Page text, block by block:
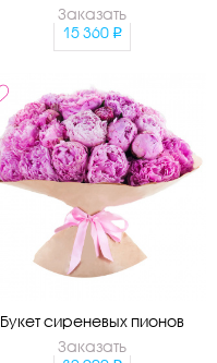
Заказать
15 360
Букет сиреневых пионов
Заказать